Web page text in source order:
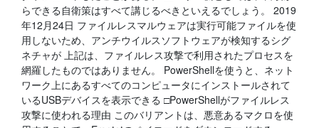
らできる自衛策はすべて講じるべきといえるでしょう。 2019
年12月24日 ファイルレスマルウェアは実行可能ファイルを使
用しないため、アンチウイルスソフトウェアが検知するシグ
ネチャが 上記は、ファイルレス攻撃で利用されたプロセスを
網羅したものではありません。 PowerShellを使うと、ネット
ワーク上にあるすべてのコンピュータにインストールされて
いるUSBデバイスを表示できる □PowerShellがファイルレス
攻撃に使われる理由 このバリアントは、悪意あるマクロを使